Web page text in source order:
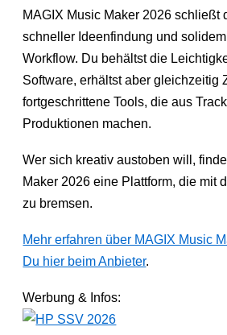
MAGIX Music Maker 2026 schließt
schneller Ideenfindung und
Workflow. Du behältst die
Software, erhältst aber gleichzeitig
fortgeschrittene Tools, die aus
Produktionen machen.
Wer sich kreativ austoben will,
Maker 2026 eine Plattform, die mit
zu bremsen.
Mehr erfahren über MAGIX Music
Du hier beim Anbieter.
Werbung & Infos: